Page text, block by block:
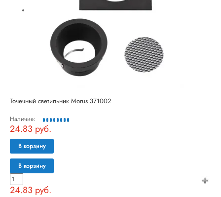
Точечный светильник Morus 371002
Наличие:
24.83 руб.
В корзину
В корзину
24.83 руб.